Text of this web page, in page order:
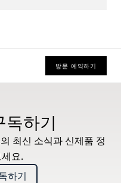
방문 예약하기
독하기
최신 소식과 신제품 정
요.
하기